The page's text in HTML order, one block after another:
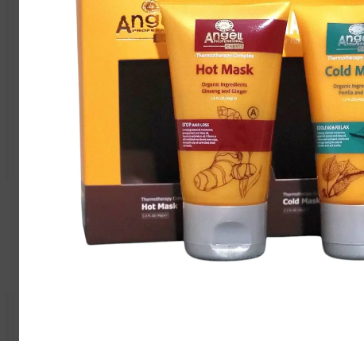
кондиціонер
Dancoly 1000ml
Артикул:
В наявності
грн
олією
300ml
Dancoly
Артикул: D-305
В наявності
648 грн